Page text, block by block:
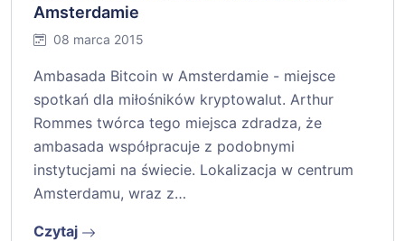
Amsterdamie
08 marca 2015
Ambasada Bitcoin w Amsterdamie - miejsce
spotkań dla miłośników kryptowalut. Arthur
Rommes twórca tego miejsca zdradza, że
ambasada współpracuje z podobnymi
instytucjami na świecie. Lokalizacja w centrum
Amsterdamu, wraz z…
Czytaj